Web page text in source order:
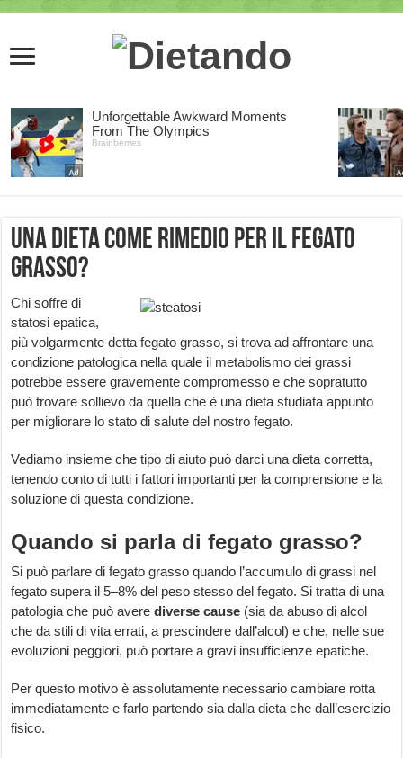
Una dieta come rimedio per il Fegato
Grasso?
Chi soffre di
statosi epatica,
più volgarmente detta fegato grasso, si trova ad affrontare una
condizione patologica nella quale il metabolismo dei grassi
potrebbe essere gravemente compromesso e che sopratutto
può trovare sollievo da quella che è una dieta studiata appunto
per migliorare lo stato di salute del nostro fegato.
Vediamo insieme che tipo di aiuto può darci una dieta corretta,
tenendo conto di tutti i fattori importanti per la comprensione e la
soluzione di questa condizione.
Quando si parla di fegato grasso?
Si può parlare di fegato grasso quando l’accumulo di grassi nel
fegato supera il 5–8% del peso stesso del fegato. Si tratta di una
patologia che può averediverse cause (sia da abuso di alcol
che da stili di vita errati, a prescindere dall’alcol) e che, nelle sue
evoluzioni peggiori, può portare a gravi insufficienze epatiche.
Per questo motivo è assolutamente necessario cambiare rotta
immediatamente e farlo partendo sia dalla dieta che dall’esercizio
fisico.